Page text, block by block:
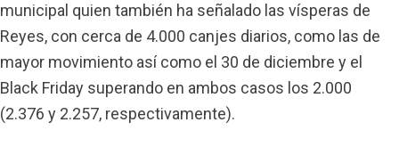
municipal quien también ha señalado las vísperas de
Reyes, con cerca de 4.000 canjes diarios, como las de
mayor movimiento así como el 30 de diciembre y el
Black Friday superando en ambos casos los 2.000
(2.376 y 2.257, respectivamente).